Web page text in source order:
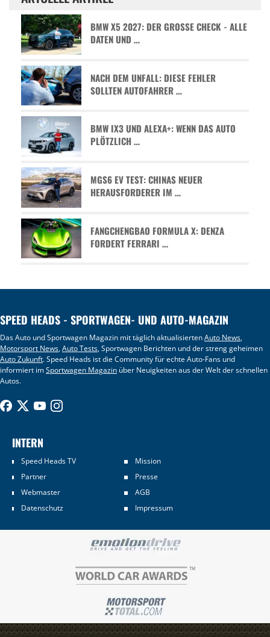
BMW X5 2027: DER GROSSE CHECK - ALLE D
ATEN UND …
NACH DEM UNFALL: DIESE FEHLER
SOLLTEN AUTOFAHRER …
BMW IX3 UND ALEXA+: WENN DAS AUTO
PLÖTZLICH …
MGS6 EV TEST: CHINAS NEUER
HERAUSFORDERER IM …
FANGCHENGBAO FORMULA X: DENZA
FORDERT FERRARI …
SPEED HEADS - SPORTWAGEN- UND AUTO-MAGAZIN
Das Auto und Sportwagen Magazin mit täglich aktualisiertenAuto News,
Motorsport News,Auto Tests, Sportwagen Berichten und der streng geheimen
Auto Zukunft. Speed Heads ist die Community für echte Auto-Fans und
informiert imSportwagen Magazin über Neuigkeiten aus der Welt der schnellen
Autos.
INTERN
Speed Heads TV
Mission
Partner
Presse
Webmaster
AGB
Datenschutz
Impressum